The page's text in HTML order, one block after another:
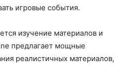
игровые события.
изучение материалов и
предлагает мощные
реалистичных материалов,